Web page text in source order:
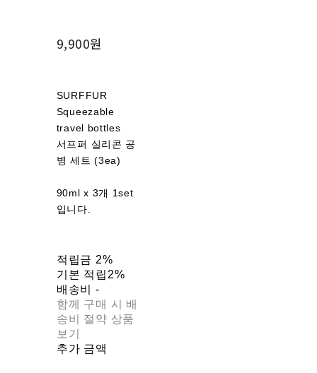
9,900원
SURFFUR
Squeezable
travel bottles
서프퍼 실리콘 공
병 세트 (3ea)
90ml x 3개 1set
입니다.
적립금 2%
기본 적립 2%
배송비 -
함께 구매 시 배
송비 절약 상품
보기
추가 금액